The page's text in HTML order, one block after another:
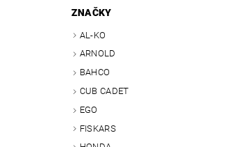
ZNAČKY
AL-KO
ARNOLD
BAHCO
CUB CADET
EGO
FISKARS